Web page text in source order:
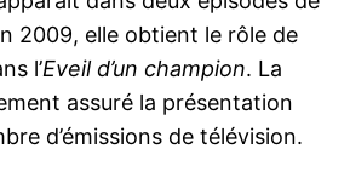
2009, elle obtient le rôle de
l’Eveil d’un champion. La
assuré la présentation
d’émissions de télévision.